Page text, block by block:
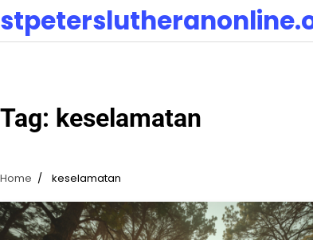
Skip
to
content
Tag: keselamatan
Home keselamatan